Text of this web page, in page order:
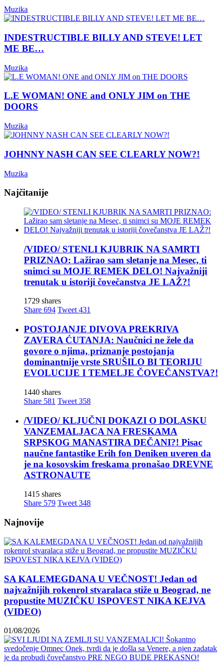
Muzika
INDESTRUCTIBLE BILLY AND STEVE! LET
ME BE…
Muzika
L.E WOMAN! ONE and ONLY JIM on THE
DOORS
Muzika
JOHNNY NASH CAN SEE CLEARLY NOW?!
Muzika
Najčitanije
/VIDEO/ STENLI KJUBRIK NA SAMRTI
PRIZNAO: Lažirao sam sletanje na Mesec, ti
snimci su MOJE REMEK DELO! Najvažniji
trenutak u istoriji čovečanstva JE LAŽ?!
1729 shares
Share 694 Tweet 431
POSTOJANJE DIVOVA PREKRIVA
ZAVERA ĆUTANJA: Naučnici ne žele da
govore o njima, priznanje postojanja
dominantnije vrste SRUŠILO BI TEORIJU
EVOLUCIJE I TEMELJE ČOVEČANSTVA?!
1440 shares
Share 581 Tweet 358
/VIDEO/ KLJUČNI DOKAZI O DOLASKU
VANZEMALJACA NA FRESKAMA
SRPSKOG MANASTIRA DEČANI?! Pisac
naučne fantastike Erih fon Deniken uveren da
je na kosovskim freskama pronašao DREVNE
ASTRONAUTE
1415 shares
Share 579 Tweet 348
Najnovije
SA KALEMEGDANA U VEČNOST! Jedan od
najvažnijih rokenrol stvaralaca stiže u Beograd, ne
propustite MUZIČKU ISPOVEST NIKA KEJVA
(VIDEO)
01/08/2026